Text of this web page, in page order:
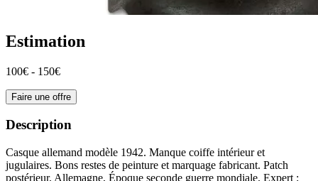
Estimation
100€ - 150€
Faire une offre
Description
Casque allemand modèle 1942. Manque coiffe intérieur et
jugulaires. Bons restes de peinture et marquage fabricant. Patch
postérieur. Allemagne, Époque seconde guerre mondiale. Expert :